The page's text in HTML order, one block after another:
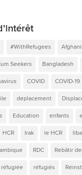
#WithRefugees
Seekers Bangladesh
COVID COVID-19
deplacement
Education enfants
HCR Irak le HCR
RDC Rebâtir
réfugiée réfugiés